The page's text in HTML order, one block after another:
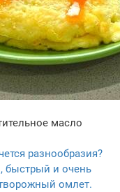
масло
разнообразия?
быстрый и очень
омлет.